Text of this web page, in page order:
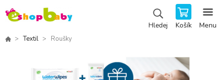
Hledej Košík Menu
Textil Roušky